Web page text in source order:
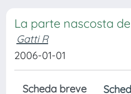
La parte nascosta
Gatti R
2006-01-01
Scheda breve